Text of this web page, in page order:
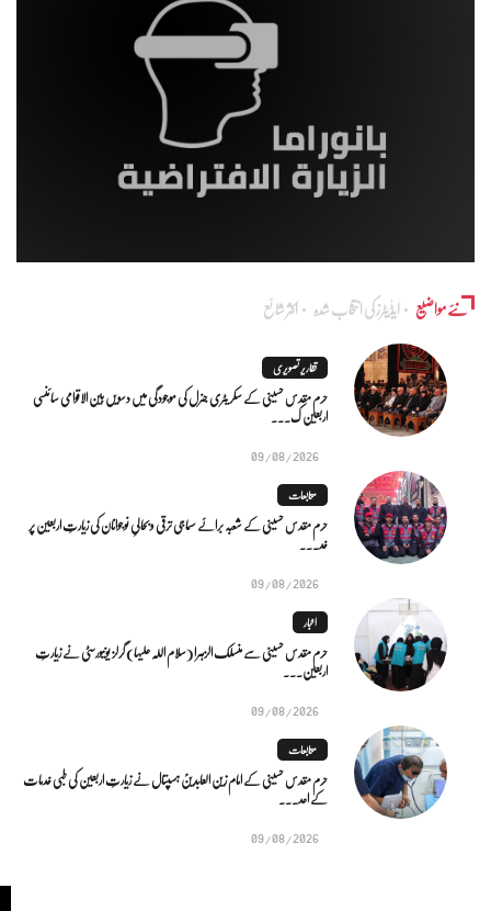
نئے مواضیع ایڈٰیٹرز کی انتخاب شدہ اکثر شائع
تقاریر تصویری
حرم مقدس حسینی کے سکریٹری جنرل کی موجودگی میں دسویں بین الاقوامی سائنسی
اربعین ک...
09/08/2026
متابعات
حرم مقدس حسینی کے شعبہ برائے سماجی ترقی و بحالیِ نوجوانان کی زیارتِ اربعین پر
خد...
09/08/2026
اخبار
حرم مقدس حسینی سے منسلک الزہرا (سلام اللہ علیہا) گرلز یونیورسٹی نے زیارتِ
اربعین...
09/08/2026
متابعات
حرم مقدس حسینی کے امام زین العابدینؑ ہسپتال نے زیارتِ اربعین کی طبی خدمات
کے اعد...
09/08/2026